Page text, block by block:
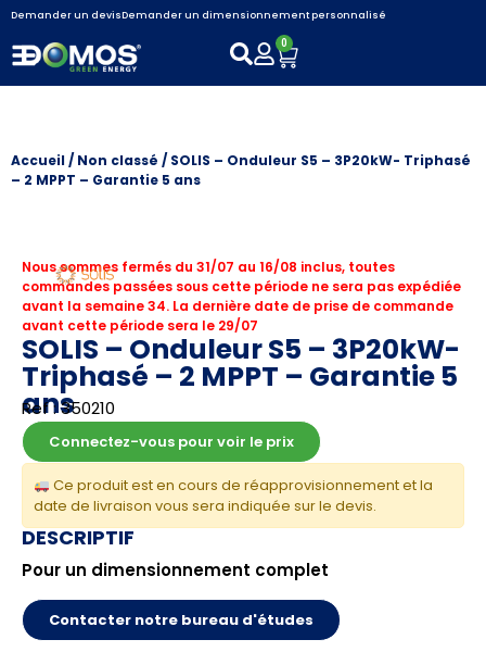
Demander un devisDemander un dimensionnement personnalisé
0
Accueil/ Non classé / SOLIS – Onduleur S5 – 3P20kW- Triphasé
– 2 MPPT – Garantie 5 ans
Nous sommes fermés du 31/07 au 16/08 inclus, toutes
commandes passées sous cette période ne sera pas expédiée
avant la semaine 34. La dernière date de prise de commande
avant cette période sera le 29/07
SOLIS – Onduleur S5 – 3P20kW-
Triphasé – 2 MPPT – Garantie 5
ans
Ref : 350210
Connectez-vous pour voir le prix
Ce produit est en cours de réapprovisionnement et la
date de livraison vous sera indiquée sur le devis.
DESCRIPTIF
Pour un dimensionnement complet
Contacter notre bureau d'études